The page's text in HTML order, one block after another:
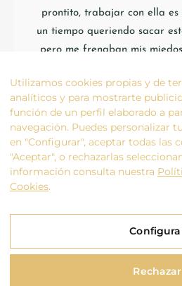
prontito, trabajar con ella es
un tiempo queriendo sacar
pero me frenaban mis
así que si como yo aún no te
y tener tu newsletter te
con ella, pues verás que te
mucho más
Utilizamos cookies propias y de
analíticos y para mostrarte
función de un perfil elaborado a
navegación. Puedes personalizar
en "Configurar", aceptar todas las
"Aceptar", o rechazarlas
información consulta nuestra
Cookies.
Rechazar
Aviso Legal